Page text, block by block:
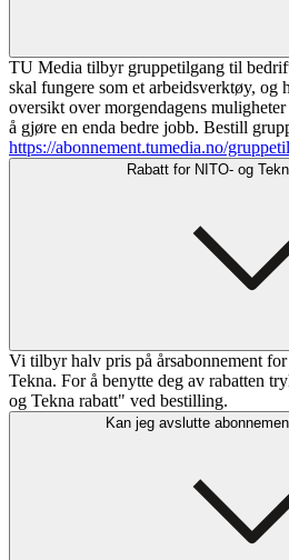
TU Media tilbyr gruppetilgang til
skal fungere som et arbeidsverktøy, og
oversikt over morgendagens
å gjøre en enda bedre jobb. Bestill
https://abonnement.tumedia.no/
Rabatt for NITO- og
Vi tilbyr halv pris på årsabonnement
Tekna. For å benytte deg av rabatten
og Tekna rabatt" ved bestilling.
Kan jeg avslutte